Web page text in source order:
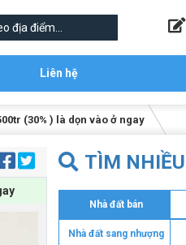
Liên hệ
(30% ) là dọn vào ở ngay
TÌM
Nhà đất bán
Nhà đất sang nhượng